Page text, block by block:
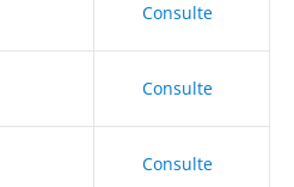
Consulte
Consulte
Consulte